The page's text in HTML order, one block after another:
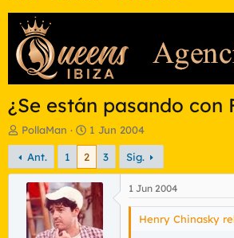
¿Se están pasando con
I
n
i
c
a
d
PollaMan
F
e
c
h
a
d
e
i
1 Jun 2004
Ant. 1 2 3 Sig.
1 Jun 2004
Henry Chinasky